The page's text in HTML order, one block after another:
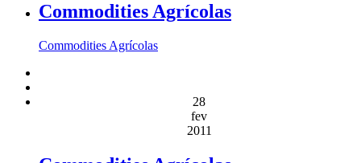
Commodities Agrícolas
Commodities Agrícolas
28
fev
2011